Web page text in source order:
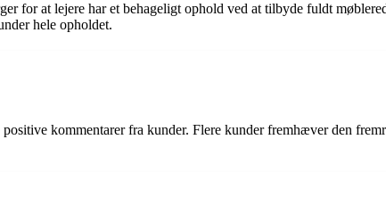
for at lejere har et behageligt ophold ved at tilbyde fuldt
hele opholdet.
kommentarer fra kunder. Flere kunder fremhæver den